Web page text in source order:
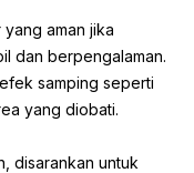
aman jika
dan berpengalaman.
samping seperti
yang diobati.
disarankan untuk